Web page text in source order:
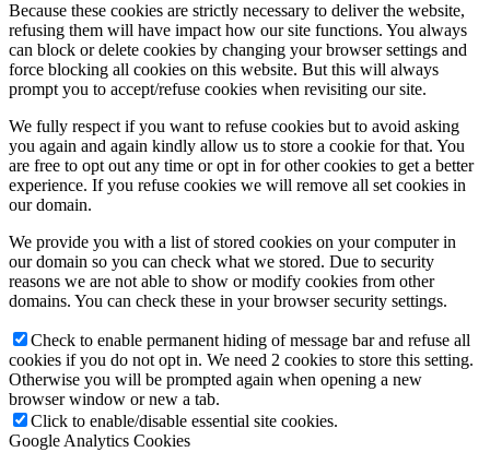
Because these cookies are strictly necessary to deliver the website,
refusing them will have impact how our site functions. You always
can block or delete cookies by changing your browser settings and
force blocking all cookies on this website. But this will always
prompt you to accept/refuse cookies when revisiting our site.
We fully respect if you want to refuse cookies but to avoid asking
you again and again kindly allow us to store a cookie for that. You
are free to opt out any time or opt in for other cookies to get a better
experience. If you refuse cookies we will remove all set cookies in
our domain.
We provide you with a list of stored cookies on your computer in
our domain so you can check what we stored. Due to security
reasons we are not able to show or modify cookies from other
domains. You can check these in your browser security settings.
Check to enable permanent hiding of message bar and refuse all
cookies if you do not opt in. We need 2 cookies to store this setting.
Otherwise you will be prompted again when opening a new
browser window or new a tab.
Click to enable/disable essential site cookies.
Google Analytics Cookies